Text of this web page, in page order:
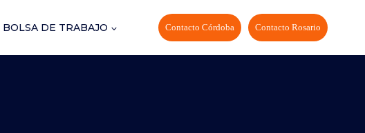
BOLSA DE TRABAJO Contacto Córdoba Contacto Rosario